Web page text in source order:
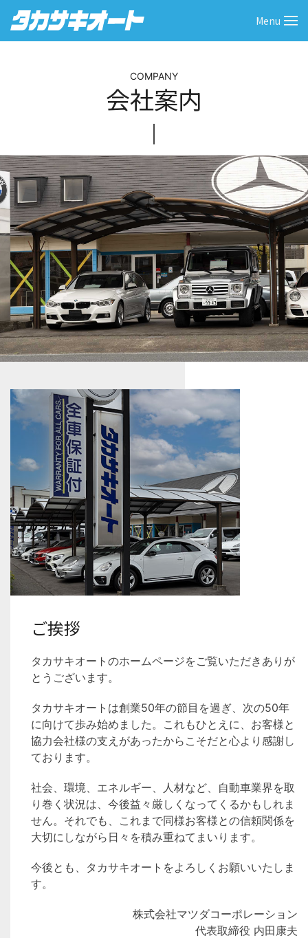
Skip
content
Menu
COMPANY
会社案内
ご挨拶
タカサキオートのホームページをご覧いただきありが
とうございます。
タカサキオートは創業50年の節目を過ぎ、次の50年
に向けて歩み始めました。これもひとえに、お客様と
協力会社様の支えがあったからこそだと心より感謝し
ております。
社会、環境、エネルギー、人材など、自動車業界を取
り巻く状況は、今後益々厳しくなってくるかもしれま
せん。それでも、これまで同様お客様との信頼関係を
大切にしながら日々を積み重ねてまいります。
今後とも、タカサキオートをよろしくお願いいたしま
す。
株式会社マツダコーポレーション
代表取締役 内田康夫